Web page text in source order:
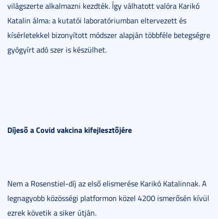
világszerte alkalmazni kezdték. Így válhatott valóra Karikó
Katalin álma: a kutatói laboratóriumban eltervezett és
kísérletekkel bizonyított módszer alapján többféle betegségre
gyógyírt adó szer is készülhet.
Díjeső a Covid vakcina kifejlesztőjére
Nem a Rosenstiel-díj az első elismerése Karikó Katalinnak. A
legnagyobb közösségi platformon közel 4200 ismerősén kívül
ezrek követik a siker útján.